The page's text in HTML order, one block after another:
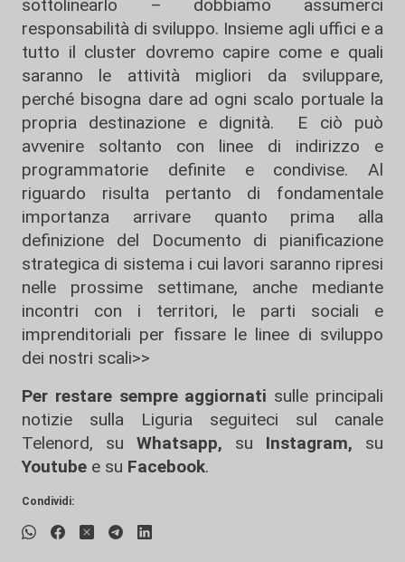
sottolinearlo – dobbiamo assumerci
responsabilità di sviluppo. Insieme agli uffici e a
tutto il cluster dovremo capire come e quali
saranno le attività migliori da sviluppare,
perché bisogna dare ad ogni scalo portuale la
propria destinazione e dignità. E ciò può
avvenire soltanto con linee di indirizzo e
programmatorie definite e condivise. Al
riguardo risulta pertanto di fondamentale
importanza arrivare quanto prima alla
definizione del Documento di pianificazione
strategica di sistema i cui lavori saranno ripresi
nelle prossime settimane, anche mediante
incontri con i territori, le parti sociali e
imprenditoriali per fissare le linee di sviluppo
dei nostri scali>>
Per restare sempre aggiornati sulle principali
notizie sulla Liguria seguiteci sul canale
Telenord, su
Whatsapp, su Instagram, su
Youtube e su Facebook.
Condividi: